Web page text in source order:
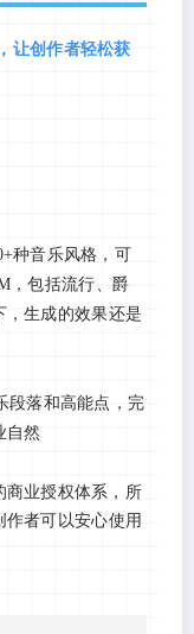
让创作者轻松获
种音乐风格，可
，包括流行、爵
，生成的效果还是
段落和高能点，完
自然
商业授权体系，所
者可以安心使用